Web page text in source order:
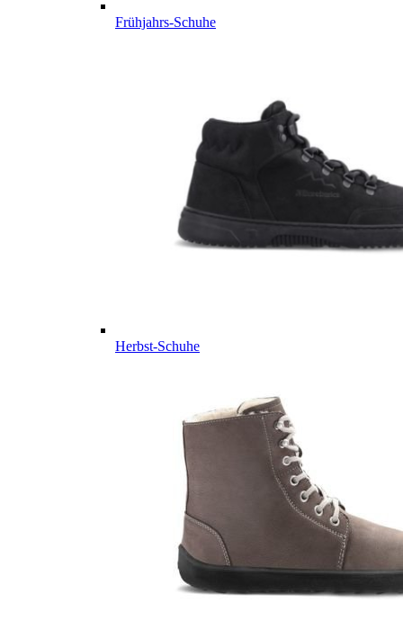
Frühjahrs-Schuhe
Herbst-Schuhe